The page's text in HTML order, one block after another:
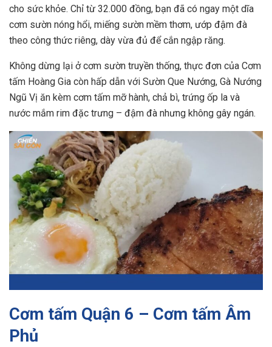
cho sức khỏe. Chỉ từ 32.000 đồng, bạn đã có ngay một dĩa
cơm sườn nóng hổi, miếng sườn mềm thơm, ướp đậm đà
theo công thức riêng, dày vừa đủ để cắn ngập răng.
Không dừng lại ở cơm sườn truyền thống, thực đơn của Cơm
tấm Hoàng Gia còn hấp dẫn với Sườn Que Nướng, Gà Nướng
Ngũ Vị ăn kèm cơm tấm mỡ hành, chả bì, trứng ốp la và
nước mắm rim đặc trưng – đậm đà nhưng không gây ngán.
Cơm tấm Quận 6 – Cơm tấm Âm
Phủ